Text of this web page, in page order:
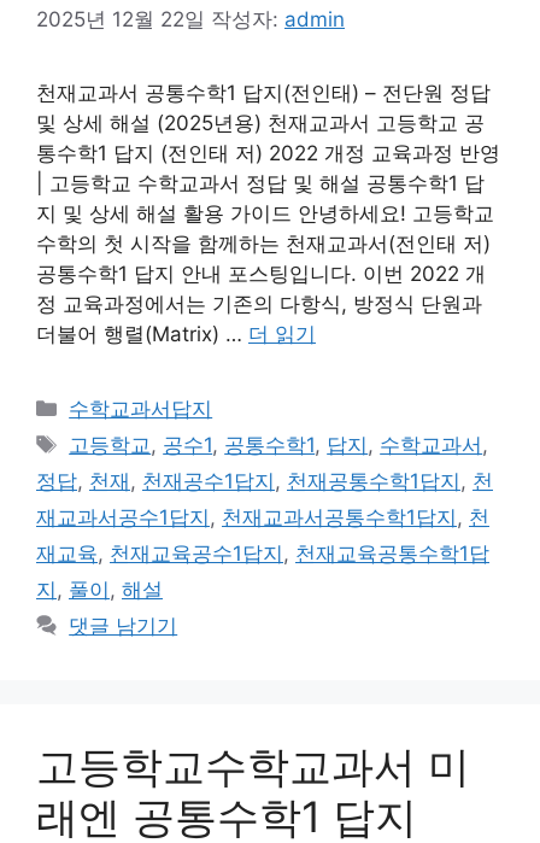
2025년 12월 22일 작성자: admin
천재교과서 공통수학1 답지(전인태) – 전단원 정답
및 상세 해설 (2025년용) 천재교과서 고등학교 공
통수학1 답지 (전인태 저) 2022 개정 교육과정 반영
| 고등학교 수학교과서 정답 및 해설 공통수학1 답
지 및 상세 해설 활용 가이드 안녕하세요! 고등학교
수학의 첫 시작을 함께하는 천재교과서(전인태 저)
공통수학1 답지 안내 포스팅입니다. 이번 2022 개
정 교육과정에서는 기존의 다항식, 방정식 단원과
더불어 행렬(Matrix) … 더 읽기
카
테
리
수학교과서답지
태
그
고등학교, 공수1, 공통수학1, 답지 , 수학교과서 ,
정답, 천재 , 천재공수1답지 , 천재공통수학1답지 , 천
재교과서공수1답지 , 천재교과서공통수학1답지 , 천
재교육, 천재교육공수1답지 , 천재교육공통수학1답
지 , 풀이 , 해설
댓글 남기기
고등학교수학교과서 미
래엔 공통수학1 답지